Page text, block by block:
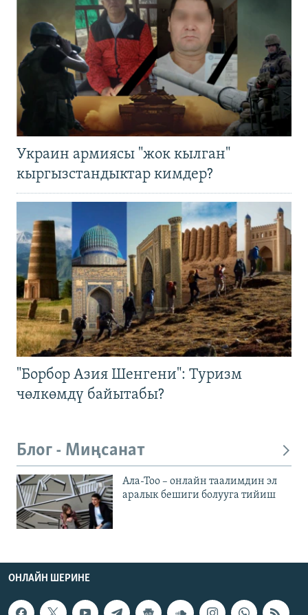
Украин армиясы "жок кылган"
кыргызстандыктар кимдер?
"Борбор Азия Шенгени": Туризм
чөлкөмдү байытабы?
Блог - Миңсанат
Ала-Тоо – онлайн таалимдин эл
аралык бешиги болууга тийиш
ОНЛАЙН ШЕРИНЕ